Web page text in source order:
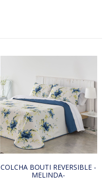
COLCHA BOUTI REVERSIBLE -
MELINDA-